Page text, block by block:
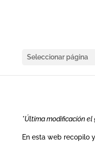
Seleccionar página
*Última modificación el
En esta web recopilo